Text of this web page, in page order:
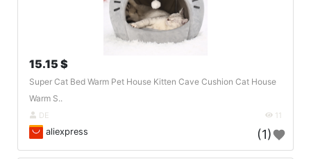
15.15 $
Super Cat Bed Warm Pet House Kitten Cave Cushion Cat House
Warm S..
DE 11
aliexpress (1)